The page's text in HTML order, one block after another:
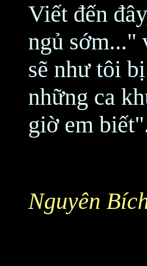
Viết đến
ngủ sớm..."
sẽ như tôi
những ca
giờ em
Nguyên